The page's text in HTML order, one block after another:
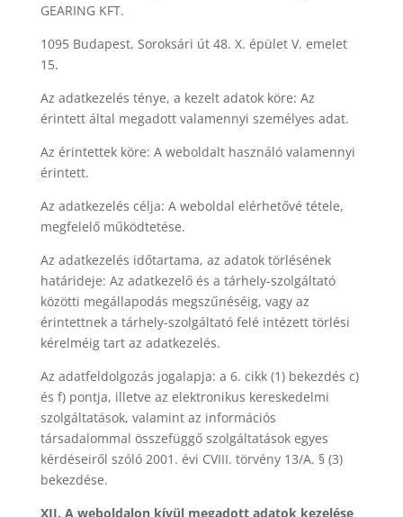
GEARING KFT.
1095 Budapest, Soroksári út 48. X. épület V. emelet
15.
Az adatkezelés ténye, a kezelt adatok köre: Az
érintett által megadott valamennyi személyes adat.
Az érintettek köre: A weboldalt használó valamennyi
érintett.
Az adatkezelés célja: A weboldal elérhetővé tétele,
megfelelő működtetése.
Az adatkezelés időtartama, az adatok törlésének
határideje: Az adatkezelő és a tárhely-szolgáltató
közötti megállapodás megszűnéséig, vagy az
érintettnek a tárhely-szolgáltató felé intézett törlési
kérelméig tart az adatkezelés.
Az adatfeldolgozás jogalapja: a 6. cikk (1) bekezdés c)
és f) pontja, illetve az elektronikus kereskedelmi
szolgáltatások, valamint az információs
társadalommal összefüggő szolgáltatások egyes
kérdéseiről szóló 2001. évi CVIII. törvény 13/A. § (3)
bekezdése.
XII. A weboldalon kívül megadott adatok kezelése